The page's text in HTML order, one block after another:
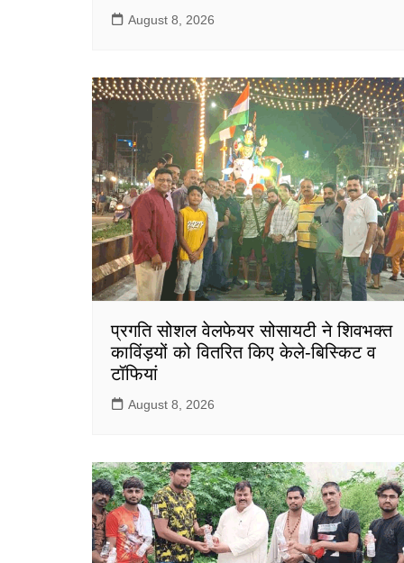
August 8, 2026
प्रगति सोशल वेलफेयर सोसायटी ने शिवभक्त
काविंड़यों को वितरित किए केले-बिस्किट व
टॉफियां
August 8, 2026